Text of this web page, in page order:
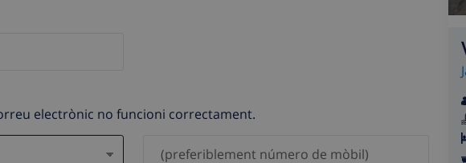
electrònic no funcioni correctament.